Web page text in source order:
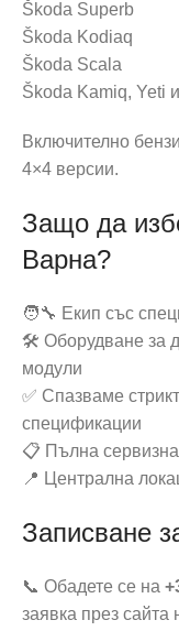
Škoda Superb
Škoda Kodiaq
Škoda Scala
Škoda Kamiq, Yeti
Включително
4×4 версии.
Защо да
Варна?
🧑‍🔧 Екип със
🛠️ Оборудване за
модули
✅ Спазваме
спецификации
📋 Пълна
📍 Централна
Записване
📞 Обадете се на
заявка през сайта